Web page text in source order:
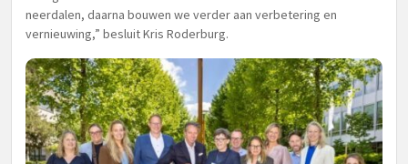
neerdalen, daarna bouwen we verder aan verbetering en
vernieuwing,” besluit Kris Roderburg.